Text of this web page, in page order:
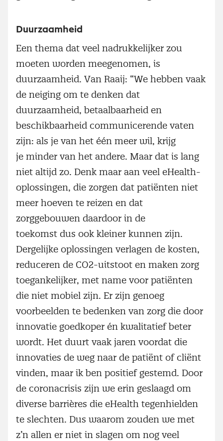
Duurzaamheid
Een thema dat veel nadrukkelijker zou
moeten worden meegenomen, is
duurzaamheid. Van Raaij: “We hebben vaak
de neiging om te denken dat
duurzaamheid, betaalbaarheid en
beschikbaarheid communicerende vaten
zijn: als je van het één meer wil, krijg
je minder van het andere. Maar dat is lang
niet altijd zo. Denk maar aan veel eHealth-
oplossingen, die zorgen dat patiënten niet
meer hoeven te reizen en dat
zorggebouwen daardoor in de
toekomst dus ook kleiner kunnen zijn.
Dergelijke oplossingen verlagen de kosten,
reduceren de CO2-uitstoot en maken zorg
toegankelijker, met name voor patiënten
die niet mobiel zijn. Er zijn genoeg
voorbeelden te bedenken van zorg die door
innovatie goedkoper én kwalitatief beter
wordt. Het duurt vaak jaren voordat die
innovaties de weg naar de patiënt of cliënt
vinden, maar ik ben positief gestemd. Door
de coronacrisis zijn we erin geslaagd om
diverse barrières die eHealth tegenhielden
te slechten. Dus waarom zouden we met
z’n allen er niet in slagen om nog veel